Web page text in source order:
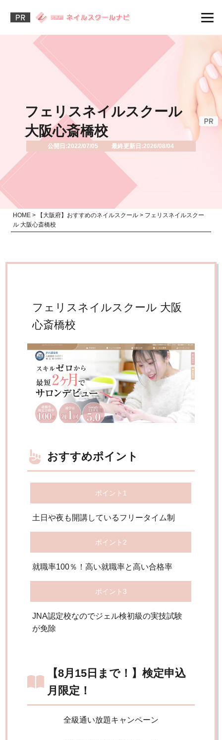
フェリスネイルスクール
大阪心斎橋校
公開日:2022/07/05 最終更新日:2026/08/04
HOME > 【大阪府】おすすめのネイルスクール > フェリスネイルスクー
ル 大阪心斎橋校
フェリスネイルスクール 大阪
心斎橋校
おすすめポイント
ポイント1
土日や夜も開講しているフリータイム制
ポイント2
就職率100％！高い就職率と高い合格率
ポイント3
JNA認定校なのでジェル検初級の実技試験
が免除
【8月15日まで！】検定申込
月限定！
全級通い放題キャンペーン